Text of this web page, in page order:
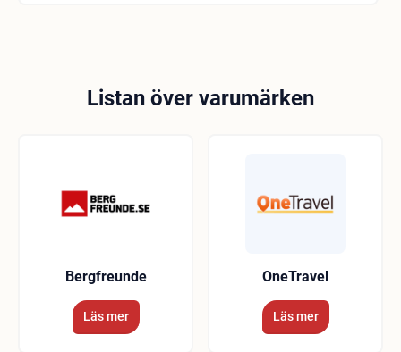
hyrbilsleverans och retur.
Listan över varumärken
Bergfreunde
Läs mer
OneTravel
Läs mer